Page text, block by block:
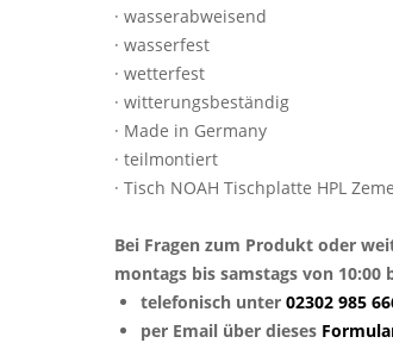
· wasserabweisend
· wasserfest
· wetterfest
· witterungsbeständig
· Made in Germany
· teilmontiert
· Tisch NOAH Tischplatte HPL
Bei Fragen zum Produkt oder
montags bis samstags von 10:00
telefonisch unter 02302 985
per Email über dieses